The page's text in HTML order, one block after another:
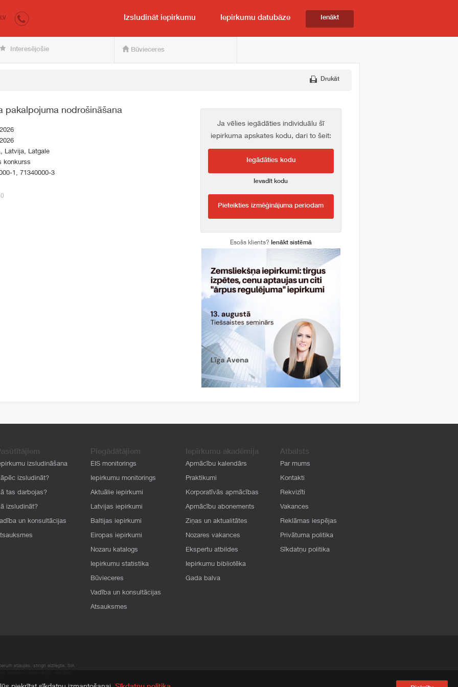
pircējam un pārdevējam
LV Izsludināt iepirkumu Iepirkumu datubāze Ienākt
Interesējošie Būvieceres
Drukāt
pakalpojuma nodrošināšana
Latvija, Latgale
konkurss
1, 71340000-3
Ja vēlies iegādāties individuālu šī
iepirkuma apskates kodu, dari to šeit:
Iegādāties kodu
Ievadīt kodu
Pieteikties izmēģinājuma periodam
Esošs klients? Ienākt sistēmā
izsludināšana
izsludināt?
tas darbojas?
izsludināt?
un konsultācijas
Piegādātājiem
EIS monitorings
Iepirkumu monitorings
Aktuālie iepirkumi
Latvijas iepirkumi
Baltijas iepirkumi
Eiropas iepirkumi
Nozaru katalogs
Iepirkumu statistika
Būvieceres
Vadība un konsultācijas
Atsauksmes
Iepirkumu akadēmija
Apmācību kalendārs
Praktikumi
Korporatīvās apmācības
Apmācību abonements
Ziņas un aktualitātes
Nozares vakances
Ekspertu atbildes
Iepirkumu bibliotēka
Gada balva
Atbalsts
Par mums
Kontakti
Rekvizīti
Vakances
Reklāmas iespējas
Privātuma politika
Sīkdatņu politika
atļaujas, stingri aizliegta. SIA